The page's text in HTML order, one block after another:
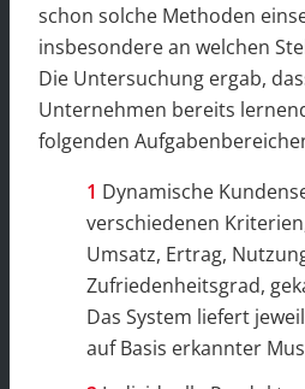
schon solche Methoden
insbesondere an welchen
Die Untersuchung ergab,
Unternehmen bereits
folgenden
Dynamische
verschiedenen
Umsatz, Ertrag,
Zufriedenheitsgrad,
Das System liefert
auf Basis erkannter